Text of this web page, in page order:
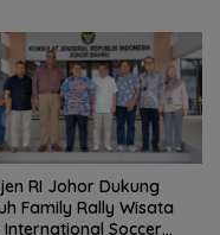
RI Johor Dukung
Family Rally Wisata
Soccer